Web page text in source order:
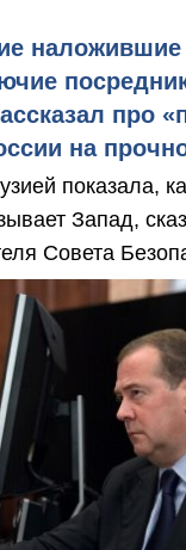
про
на
показала,
Запад,
Совета